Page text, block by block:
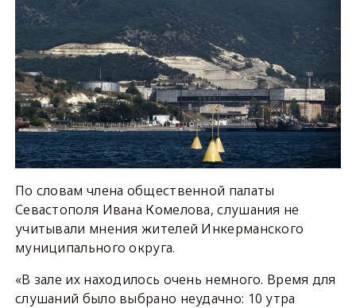
По словам члена общественной палаты
Севастополя Ивана Комелова, слушания не
учитывали мнения жителей Инкерманского
муниципального округа.
«В зале их находилось очень немного. Время для
слушаний было выбрано неудачно: 10 утра